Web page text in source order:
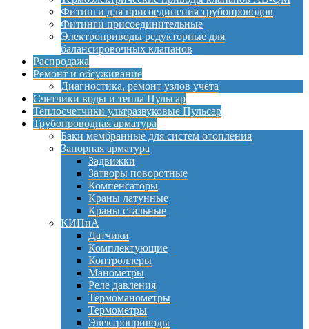
Фитинги для присоединения трубопроводов
Фитинги присоединительные
Электроприводы редукторные для
балансировочных клапанов
Распродажа
Ремонт и обсуживание
Диагностика, ремонт узлов учета
Счетчики воды и тепла Пульсар
Теплосчетчики ультразвуковые Пульсар
Трубопроводная арматура
Баки мембранные для систем отопления
Запорная арматура
Задвижки
Затворы поворотные
Компенсаторы
Краны латунные
Краны стальные
КИПиА
Датчики
Комплектующие
Контроллеры
Манометры
Реле давления
Термоманометры
Термометры
Электроприводы